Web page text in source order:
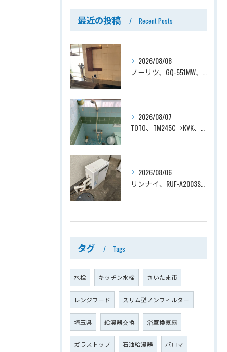
最近の投稿 Recent Posts
2026/08/08
2026/08/07
2026/08/06
タグ Tags
水栓 キッチン水栓 さいたま市
レンジフード スリム型ノンフィルター
埼玉県 給湯器交換 浴室換気扇
ガラストップ 石油給湯器 パロマ